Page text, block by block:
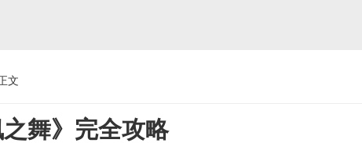
文
之舞》完全攻略